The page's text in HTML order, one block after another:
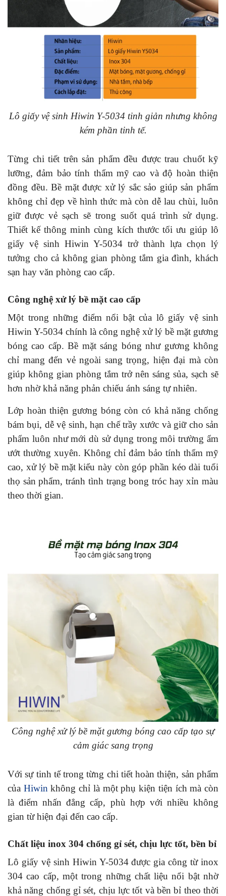
Lô giấy vệ sinh Hiwin Y-5034 tinh giản nhưng không
kém phần tinh tế.
Từng chi tiết trên sản phẩm đều được trau chuốt kỹ
lưỡng, đảm bảo tính thẩm mỹ cao và độ hoàn thiện
đồng đều. Bề mặt được xử lý sắc sảo giúp sản phẩm
không chỉ đẹp về hình thức mà còn dễ lau chùi, luôn
giữ được vẻ sạch sẽ trong suốt quá trình sử dụng.
Thiết kế thông minh cùng kích thước tối ưu giúp lô
giấy vệ sinh Hiwin Y-5034 trở thành lựa chọn lý
tưởng cho cả không gian phòng tắm gia đình, khách
sạn hay văn phòng cao cấp.
Công nghệ xử lý bề mặt cao cấp
Một trong những điểm nổi bật của lô giấy vệ sinh
Hiwin Y-5034 chính là công nghệ xử lý bề mặt gương
bóng cao cấp. Bề mặt sáng bóng như gương không
chỉ mang đến vẻ ngoài sang trọng, hiện đại mà còn
giúp không gian phòng tắm trở nên sáng sủa, sạch sẽ
hơn nhờ khả năng phản chiếu ánh sáng tự nhiên.
Lớp hoàn thiện gương bóng còn có khả năng chống
bám bụi, dễ vệ sinh, hạn chế trầy xước và giữ cho sản
phẩm luôn như mới dù sử dụng trong môi trường ẩm
ướt thường xuyên. Không chỉ đảm bảo tính thẩm mỹ
cao, xử lý bề mặt kiểu này còn góp phần kéo dài tuổi
thọ sản phẩm, tránh tình trạng bong tróc hay xỉn màu
theo thời gian.
Công nghệ xử lý bề mặt gương bóng cao cấp tạo sự
cảm giác sang trọng
Với sự tinh tế trong từng chi tiết hoàn thiện, sản phẩm
của Hiwin không chỉ là một phụ kiện tiện ích mà còn
là điểm nhấn đẳng cấp, phù hợp với nhiều không
gian từ hiện đại đến cao cấp.
Chất liệu inox 304 chống gỉ sét, chịu lực tốt, bền bỉ
Lô giấy vệ sinh Hiwin Y-5034 được gia công từ inox
304 cao cấp, một trong những chất liệu nổi bật nhờ
khả năng chống gỉ sét, chịu lực tốt và bền bỉ theo thời